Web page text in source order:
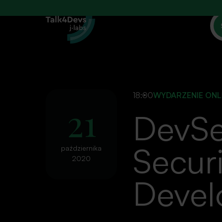
21
października
2020
18:00WYDARZENIE